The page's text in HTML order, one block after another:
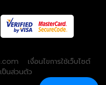
เงื่อนไขการใช้เว็บไซต์
ป็นส่วนตัว